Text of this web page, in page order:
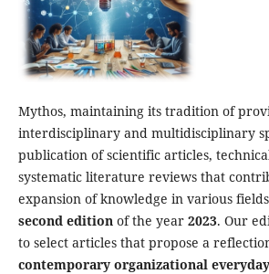
Mythos, maintaining its tradition of
interdisciplinary and multidisciplinary
publication of scientific articles,
systematic literature reviews that
expansion of knowledge in various
second editionof the year 2023. Our
to select articles that propose a
contemporary organizational